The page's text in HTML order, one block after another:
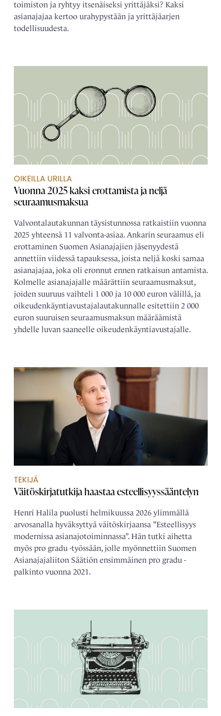
toimiston ja ryhtyy itsenäiseksi yrittäjäksi? Kaksi
asianajajaa kertoo urahypystään ja yrittäjäarjen
todellisuudesta.
OIKEILLA URILLA
Vuonna 2025 kaksi erottamista ja neljä
seuraamusmaksua
Valvontalautakunnan täysistunnossa ratkaistiin vuonna
2025 yhteensä 11 valvonta-asiaa. Ankarin seuraamus eli
erottaminen Suomen Asianajajien jäsenyydestä
annettiin viidessä tapauksessa, joista neljä koski samaa
asianajajaa, joka oli eronnut ennen ratkaisun antamista.
Kolmelle asianajajalle määrättiin seuraamusmaksut,
joiden suuruus vaihteli 1 000 ja 10 000 euron välillä, ja
oikeudenkäyntiavustajalautakunnalle esitettiin 2 000
euron suuruisen seuraamusmaksun määräämistä
yhdelle luvan saaneelle oikeudenkäyntiavustajalle.
TEKIJÄ
Väitöskirjatutkija haastaa esteellisyyssääntelyn
Henri Halila puolusti helmikuussa 2026 ylimmällä
arvosanalla hyväksyttyä väitöskirjaansa ”Esteellisyys
modernissa asianajotoiminnassa”. Hän tutki aihetta
myös pro gradu -työssään, jolle myönnettiin Suomen
Asianajajaliiton Säätiön ensimmäinen pro gradu -
palkinto vuonna 2021.